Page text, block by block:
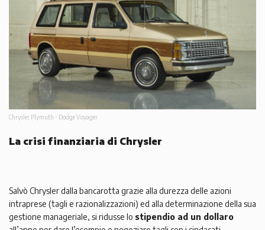
Chrysler Plymuth - Dodge Voyager
La crisi finanziaria di Chrysler
Salvò Chrysler dalla bancarotta grazie alla durezza delle azioni
intraprese (tagli e razionalizzazioni) ed alla determinazione della sua
gestione manageriale, si ridusse lo stipendio ad un dollaro